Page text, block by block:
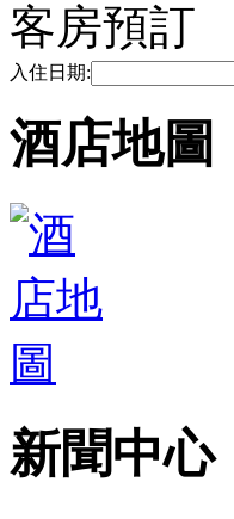
客房預訂
入住日期:
酒店地圖
新聞中心